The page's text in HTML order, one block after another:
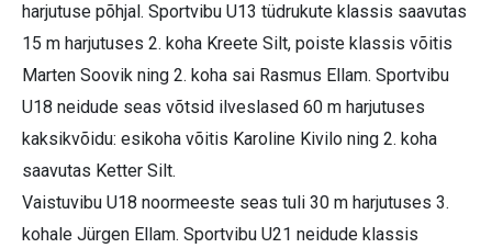
harjutuse põhjal. Sportvibu U13 tüdrukute klassis saavutas
15 m harjutuses 2. koha Kreete Silt, poiste klassis võitis
Marten Soovik ning 2. koha sai Rasmus Ellam. Sportvibu
U18 neidude seas võtsid ilveslased 60 m harjutuses
kaksikvõidu: esikoha võitis Karoline Kivilo ning 2. koha
saavutas Ketter Silt.
Vaistuvibu U18 noormeeste seas tuli 30 m harjutuses 3.
kohale Jürgen Ellam. Sportvibu U21 neidude klassis